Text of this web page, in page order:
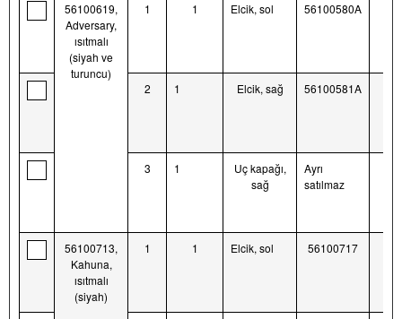
56100619,
Adversary,
ısıtmalı
(siyah ve
turuncu)
1 1 Elcik, sol 56100580A
2 1 Elcik, sağ 56100581A
3 1
Uç kapağı,
sağ
Ayrı
satılmaz
56100713,
Kahuna,
ısıtmalı
(siyah)
1 1 Elcik, sol 56100717